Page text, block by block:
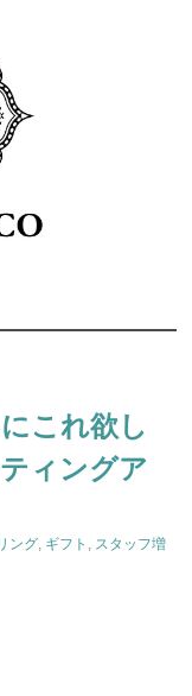
これ欲し
ィングア
ング, ギフト , スタッフ増